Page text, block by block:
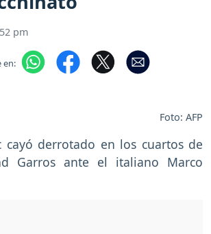
pm
en:
Foto: AFP
cayó derrotado en los cuartos de
Garros ante el italiano Marco